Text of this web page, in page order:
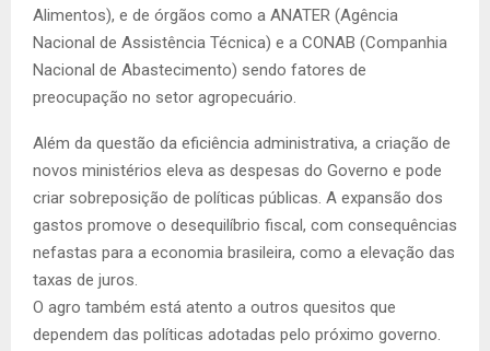
Alimentos), e de órgãos como a ANATER (Agência
Nacional de Assistência Técnica) e a CONAB (Companhia
Nacional de Abastecimento) sendo fatores de
preocupação no setor agropecuário.
Além da questão da eficiência administrativa, a criação de
novos ministérios eleva as despesas do Governo e pode
criar sobreposição de políticas públicas. A expansão dos
gastos promove o desequilíbrio fiscal, com consequências
nefastas para a economia brasileira, como a elevação das
taxas de juros.
O agro também está atento a outros quesitos que
dependem das políticas adotadas pelo próximo governo.